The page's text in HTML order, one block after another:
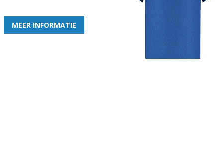
MEER INFORMATIE